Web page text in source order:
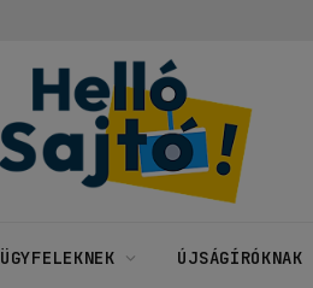
ÜGYFELEKNEK ÚJSÁGÍRÓKNAK